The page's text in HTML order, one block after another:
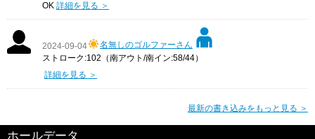
OK 詳細を見る ＞
2024-09-04
名無しのゴルファーさん
ストローク:102（南アウト/南イン:58/44）
詳細を見る ＞
最新の書き込みをもっと見る ＞
ホールデータ